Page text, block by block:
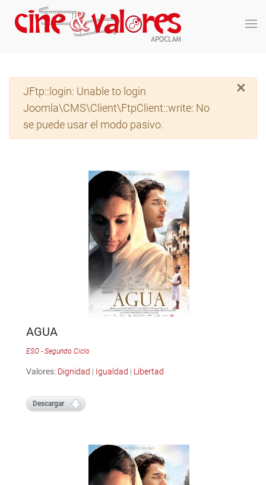
Skip to main content
×
Advertencia
JFtp::login: Unable to login
Joomla\CMS\Client\FtpClient::write: No
se puede usar el modo pasivo.
AGUA
ESO - Segundo Ciclo
Valores: Dignidad | Igualdad | Libertad
Descargar